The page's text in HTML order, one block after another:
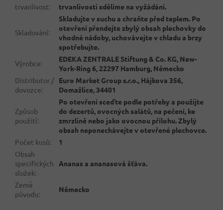
trvanlivost:
trvanlivosti sdělíme na vyžádání.
Skladování:
Skladujte v suchu a chraňte před teplem. Po
otevření přendejte zbylý obsah plechovky do
vhodné nádoby, uchovávejte v chladu a brzy
spotřebujte.
Výrobce:
EDEKA ZENTRALE Stiftung & Co. KG, New-
York-Ring 6, 22297 Hamburg, Německo
Distributor /
dovozce:
Euro Market Group s.r.o., Hájkova 356,
Domažlice, 34401
Způsob
použití:
Po otevření sceďte podle potřeby a použijte
do dezertů, ovocných salátů, na pečení, ke
zmrzlině nebo jako ovocnou přílohu. Zbylý
obsah neponechávejte v otevřené plechovce.
Počet kusů:
1
Obsah
specifických
složek:
Ananas a ananasová šťáva.
Země
původu:
Německo